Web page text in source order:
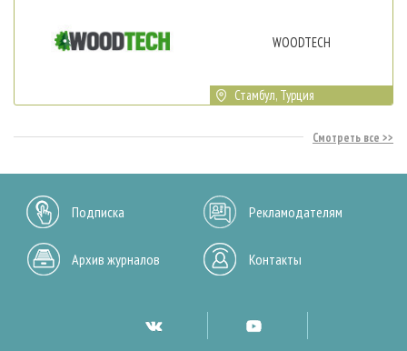
WOODTECH
Стамбул, Турция
Смотреть все
Подписка Рекламодателям
Архив журналов Контакты